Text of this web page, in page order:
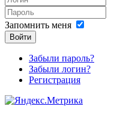
Запомнить меня
Войти
Забыли пароль?
Забыли логин?
Регистрация